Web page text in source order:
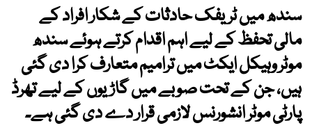
سندھ میں ٹریفک حادثات کے شکار افراد کے
مالی تحفظ کے لیے اہم اقدام کرتے ہوئے سندھ
موٹر وہیکل ایکٹ میں ترامیم متعارف کرا دی گئی
ہیں، جن کے تحت صوبے میں گاڑیوں کے لیے تھرڈ
پارٹی موٹر انشورنس لازمی قرار دے دی گئی ہے۔